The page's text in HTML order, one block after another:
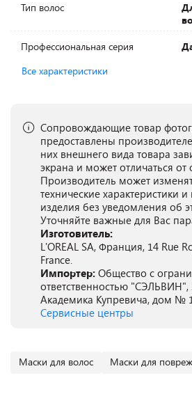
Тип волос
Профессиональная серия
Все характеристики
Сопровождающие товар
предоставлены
них внешнего вида товара
экрана и может отличаться от
Производитель может
технические характеристики
изделия без уведомления об
Уточняйте важные для Вас
Изготовитель:
L'OREAL SA, Франция, 14 Rue
France.
Импортер: Общество с
ответственностью "СЭЛЬВИН",
Академика Купревича, дом №
Сервисные центры
Маски для волос Маски для